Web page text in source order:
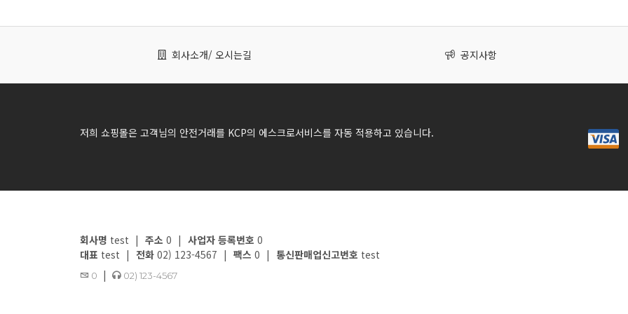
회사소개/ 오시는길 공지사항
저희 쇼핑몰은 고객님의 안전거래를 KCP의 에스크로서비스를 자동 적용하고 있습니다.
회사명 test | 주소 0 | 사업자 등록번호 0
대표 test | 전화 02) 123-4567 | 팩스 0 | 통신판매업신고번호 test
0 | 02) 123-4567